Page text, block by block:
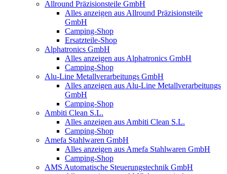
Allround Präzisionsteile GmbH
Alles anzeigen aus Allround Präzisionsteile
GmbH
Camping-Shop
Ersatzteile-Shop
Alphatronics GmbH
Alles anzeigen aus Alphatronics GmbH
Camping-Shop
Alu-Line Metallverarbeitungs GmbH
Alles anzeigen aus Alu-Line Metallverarbeitungs
GmbH
Camping-Shop
Ambiti Clean S.L.
Alles anzeigen aus Ambiti Clean S.L.
Camping-Shop
Amefa Stahlwaren GmbH
Alles anzeigen aus Amefa Stahlwaren GmbH
Camping-Shop
AMS Automatische Steuerungstechnik GmbH